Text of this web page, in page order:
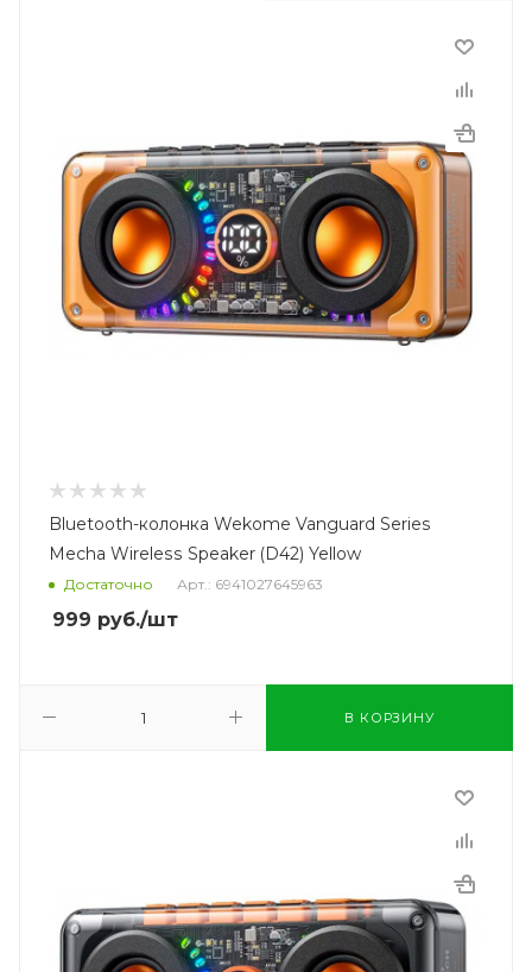
Bluetooth-колонка Wekome Vanguard Series
Mecha Wireless Speaker (D42) Yellow
Достаточно Арт.: 6941027645963
999 руб./шт
В КОРЗИНУ